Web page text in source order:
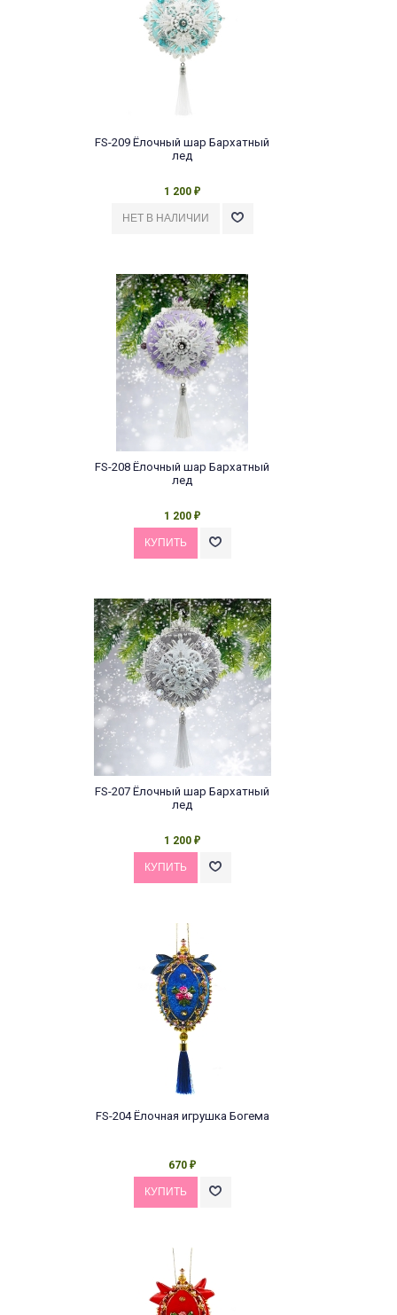
FS-209 Ёлочный шар Бархатный
лед
1 200 ₽
FS-208 Ёлочный шар Бархатный
лед
1 200 ₽
FS-207 Ёлочный шар Бархатный
лед
1 200 ₽
FS-204 Ёлочная игрушка Богема
670 ₽